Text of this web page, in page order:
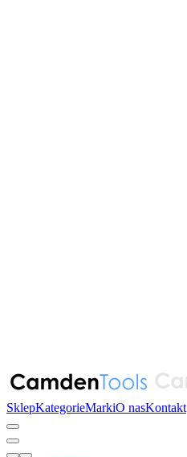
SklepKategorieMarkiO nasKontakt